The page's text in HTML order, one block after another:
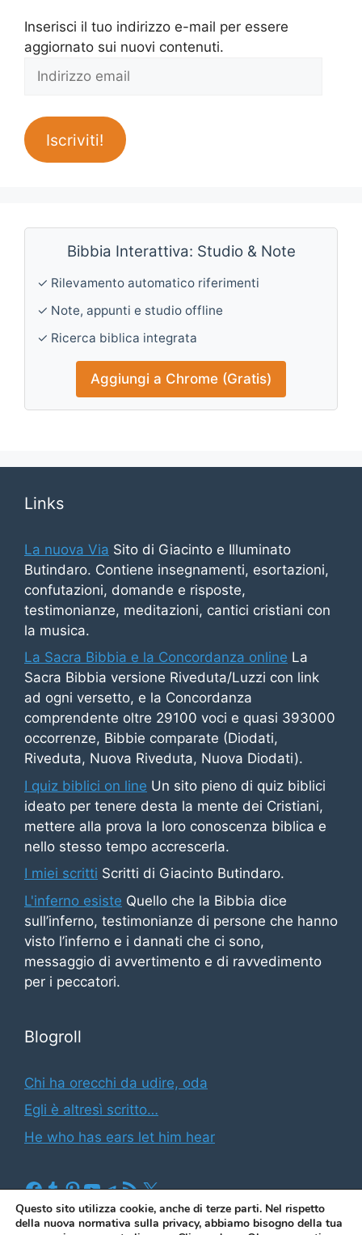
Inserisci il tuo indirizzo e-mail per essere
aggiornato sui nuovi contenuti.
Indirizzo
Iscriviti!
Bibbia Interattiva: Studio & Note
✓ Rilevamento automatico riferimenti
✓ Note, appunti e studio offline
✓ Ricerca biblica integrata
Aggiungi a Chrome (Gratis)
Links
La nuova Via Sito di Giacinto e Illuminato
Butindaro. Contiene insegnamenti, esortazioni,
confutazioni, domande e risposte,
testimonianze, meditazioni, cantici cristiani con
la musica.
La Sacra Bibbia e la Concordanza online La
Sacra Bibbia versione Riveduta/Luzzi con link
ad ogni versetto, e la Concordanza
comprendente oltre 29100 voci e quasi 393000
occorrenze, Bibbie comparate (Diodati,
Riveduta, Nuova Riveduta, Nuova Diodati).
I quiz biblici on line Un sito pieno di quiz biblici
ideato per tenere desta la mente dei Cristiani,
mettere alla prova la loro conoscenza biblica e
nello stesso tempo accrescerla.
I miei scritti Scritti di Giacinto Butindaro.
L'inferno esiste Quello che la Bibbia dice
sull’inferno, testimonianze di persone che hanno
visto l’inferno e i dannati che ci sono,
messaggio di avvertimento e di ravvedimento
per i peccatori.
Blogroll
Chi ha orecchi da udire, oda
Egli è altresì scritto…
He who has ears let him hear
Facebook
Tumblr
Pinterest
YouTube
Telegram
Feed RSS
X
Questo sito utilizza cookie, anche di terze parti. Nel rispetto
della nuova normativa sulla privacy, abbiamo bisogno della tua